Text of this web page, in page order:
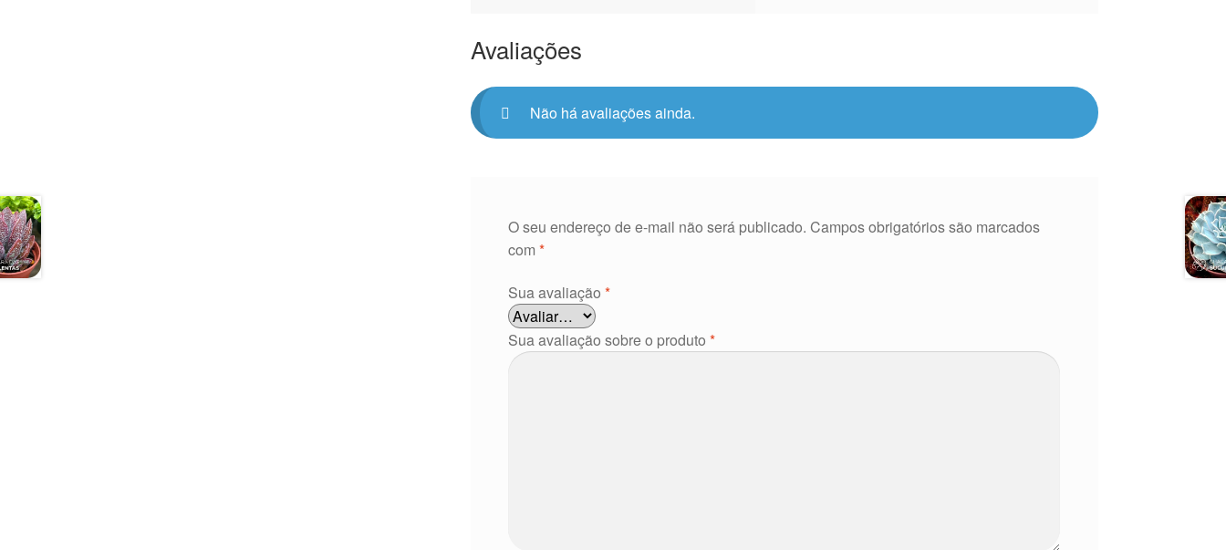
Avaliações
Não há avaliações ainda.
O seu endereço de e-mail não será publicado. Campos obrigatórios são marcados
com*
Sua avaliação*
Sua avaliação sobre o produto*